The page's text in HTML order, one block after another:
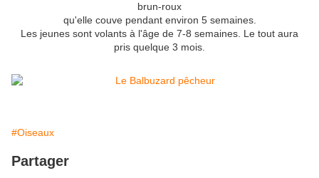
brun-roux
qu'elle couve pendant environ 5 semaines.
Les jeunes sont volants à l'âge de 7-8 semaines. Le tout aura
pris quelque 3 mois.
#Oiseaux
Partager